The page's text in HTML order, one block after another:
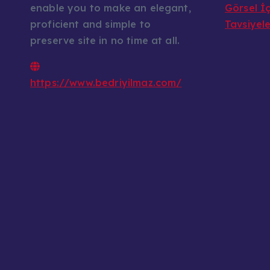
enable you to make an elegant,
proficient and simple to
preserve site in no time at all.
https://www.bedriyilmaz.com/
Görsel